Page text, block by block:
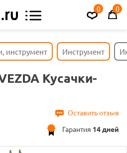
0 0
инструмент Инструмент
Кусачки-
Оставить отзыв
Гарантия 14 дней